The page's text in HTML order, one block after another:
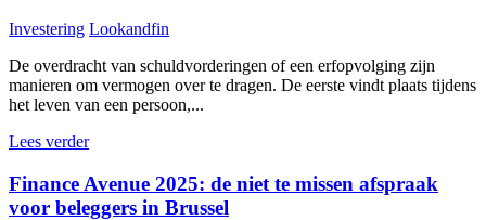
Investering Lookandfin
De overdracht van schuldvorderingen of een erfopvolging zijn
manieren om vermogen over te dragen. De eerste vindt plaats tijdens
het leven van een persoon,...
Lees verder
Finance Avenue 2025: de niet te missen afspraak
voor beleggers in Brussel